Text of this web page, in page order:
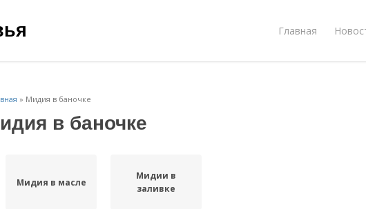
Главная
» Мидия в баночке
в баночке
Мидия в масле
Мидии в
заливке